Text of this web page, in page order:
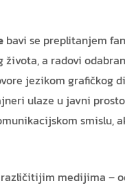
bavi se preplitanjem
života, a radovi
jezikom grafičkog
ulaze u javni
smislu,
medijima –